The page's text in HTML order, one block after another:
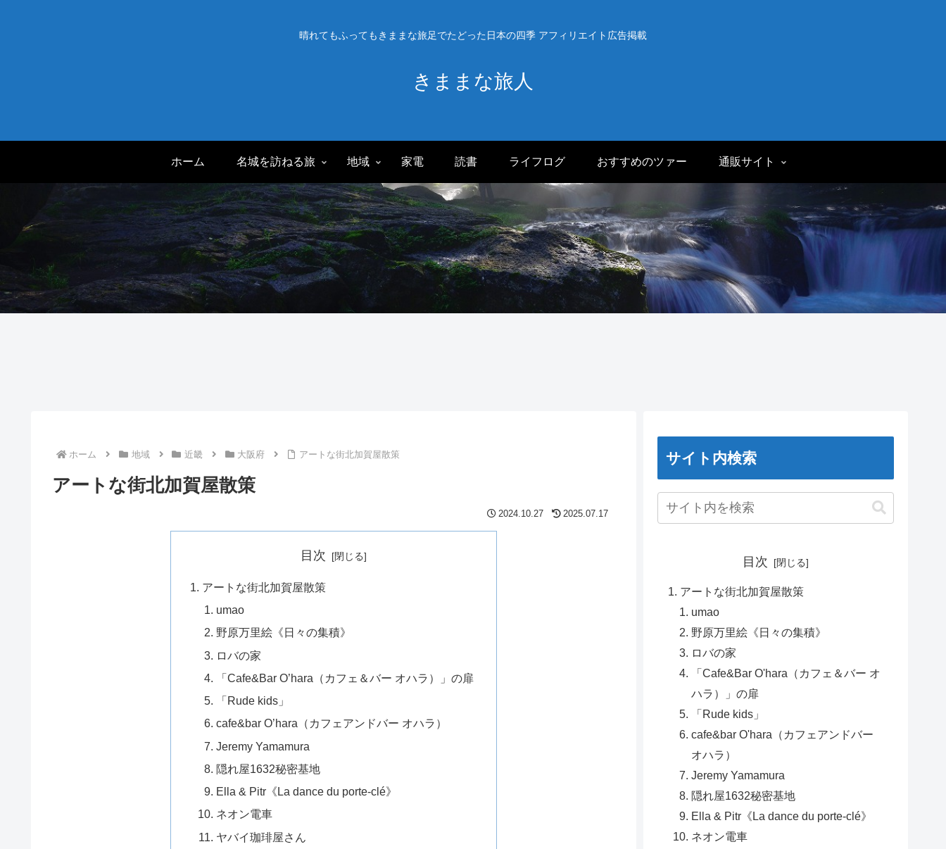
晴れてもふってもきままな旅足でたどった日本の四季 アフィリエイト広告掲載
きままな旅人
ホーム 名城を訪ねる旅 地域 家電 読書 ライフログ おすすめのツァー 通販サイト
ホーム 地域 近畿 大阪府 アートな街北加賀屋散策
アートな街北加賀屋散策
2024.10.27 2025.07.17
目次
アートな街北加賀屋散策
umao
野原万里絵《日々の集積》
ロバの家
「Cafe&Bar O’hara（カフェ＆バー オハラ）」の扉
「Rude kids」
cafe&bar O’hara（カフェアンドバー オハラ）
Jeremy Yamamura
隠れ屋1632秘密基地
Ella & Pitr《La dance du porte-clé》
ネオン電車
ヤバイ珈琲屋さん
サイト内検索
目次
アートな街北加賀屋散策
umao
野原万里絵《日々の集積》
ロバの家
「Cafe&Bar O'hara（カフェ＆バー オ
ハラ）」の扉
「Rude kids」
cafe&bar O'hara（カフェアンドバー
オハラ）
Jeremy Yamamura
隠れ屋1632秘密基地
Ella & Pitr《La dance du porte-clé》
ネオン電車